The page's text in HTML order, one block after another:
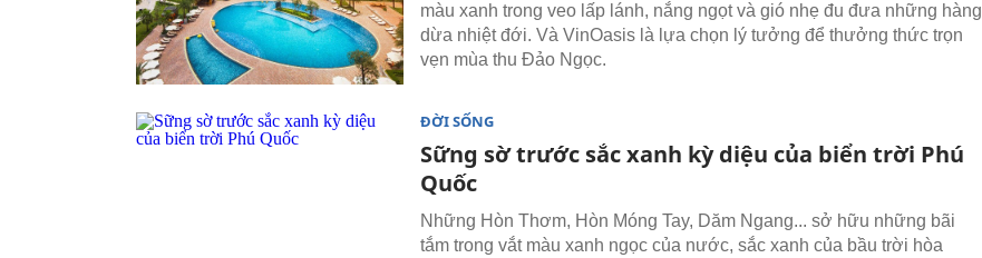
màu xanh trong veo lấp lánh, nắng ngọt và gió nhẹ đu đưa những hàng
dừa nhiệt đới. Và VinOasis là lựa chọn lý tưởng để thưởng thức trọn
vẹn mùa thu Đảo Ngọc.
ĐỜI SỐNG
Sững sờ trước sắc xanh kỳ diệu của biển trời Phú
Quốc
Những Hòn Thơm, Hòn Móng Tay, Dăm Ngang... sở hữu những bãi
tắm trong vắt màu xanh ngọc của nước, sắc xanh của bầu trời hòa